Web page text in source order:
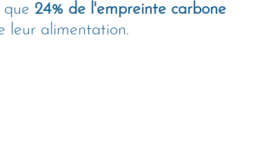
24% de l'empreinte carbone
leur alimentation.